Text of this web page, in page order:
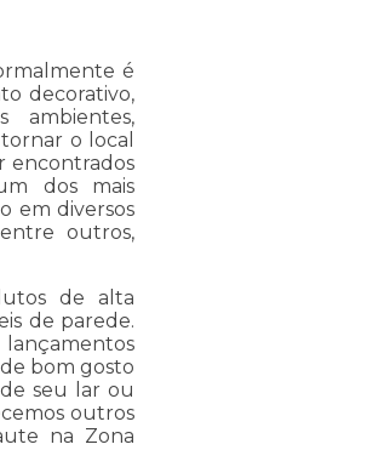
é
decorativo,
ambientes,
o local
encontrados
dos mais
em diversos
outros,
de alta
de parede.
bom gosto
seu lar ou
outros
na Zona